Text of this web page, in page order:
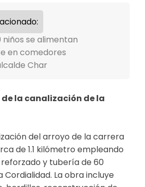
se alimentan
en comedores
Char
la canalización de la
del arroyo de la carrera
de 1.1 kilómetro empleando
y tubería de 60
Cordialidad. La obra incluye